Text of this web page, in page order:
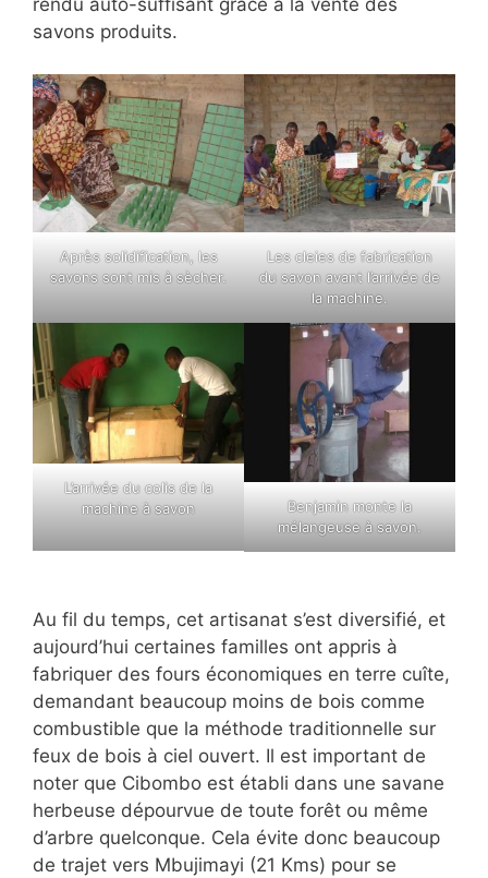
rendu auto-suffisant grâce à la vente des
savons produits.
Après solidification, les
savons sont mis à sècher.
Les cleies de fabrication
du savon avant l’arrivée de
la machine.
L’arrivée du colis de la
machine à savon
Benjamin monte la
mélangeuse à savon.
Au fil du temps, cet artisanat s’est diversifié, et
aujourd’hui certaines familles ont appris à
fabriquer des fours économiques en terre cuîte,
demandant beaucoup moins de bois comme
combustible que la méthode traditionnelle sur
feux de bois à ciel ouvert. Il est important de
noter que Cibombo est établi dans une savane
herbeuse dépourvue de toute forêt ou même
d’arbre quelconque. Cela évite donc beaucoup
de trajet vers Mbujimayi (21 Kms) pour se